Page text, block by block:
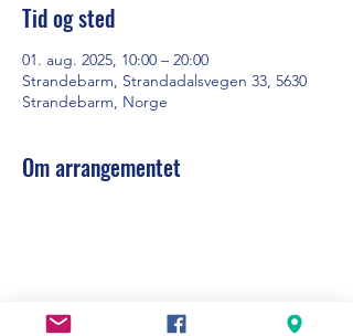
Tid og sted
01. aug. 2025, 10:00 – 20:00
Strandebarm, Strandadalsvegen 33, 5630
Strandebarm, Norge
Om arrangementet